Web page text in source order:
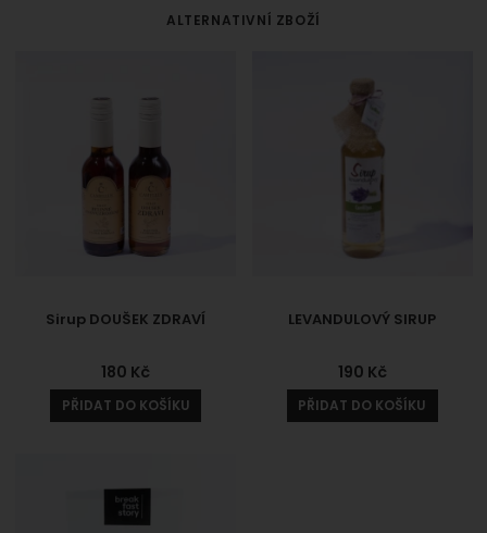
ALTERNATIVNÍ ZBOŽÍ
Sirup DOUŠEK ZDRAVÍ
180 Kč
PŘIDAT DO KOŠÍKU
LEVANDULOVÝ SIRUP
190 Kč
PŘIDAT DO KOŠÍKU